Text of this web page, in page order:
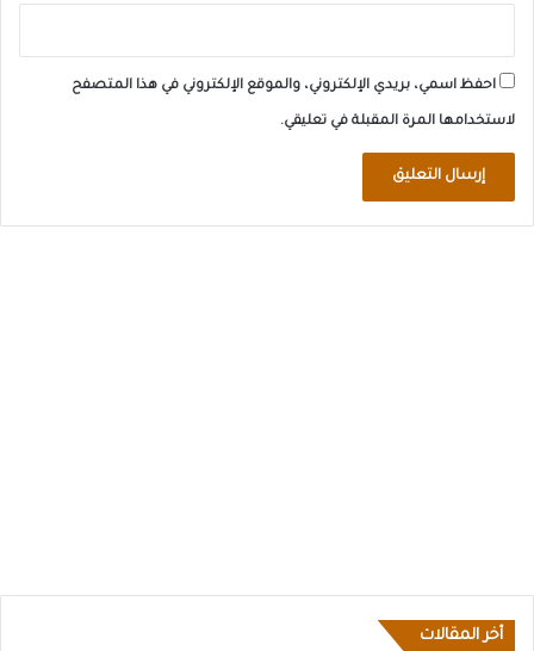
احفظ اسمي، بريدي الإلكتروني، والموقع الإلكتروني في هذا المتصفح
لاستخدامها المرة المقبلة في تعليقي.
أخر المقالات